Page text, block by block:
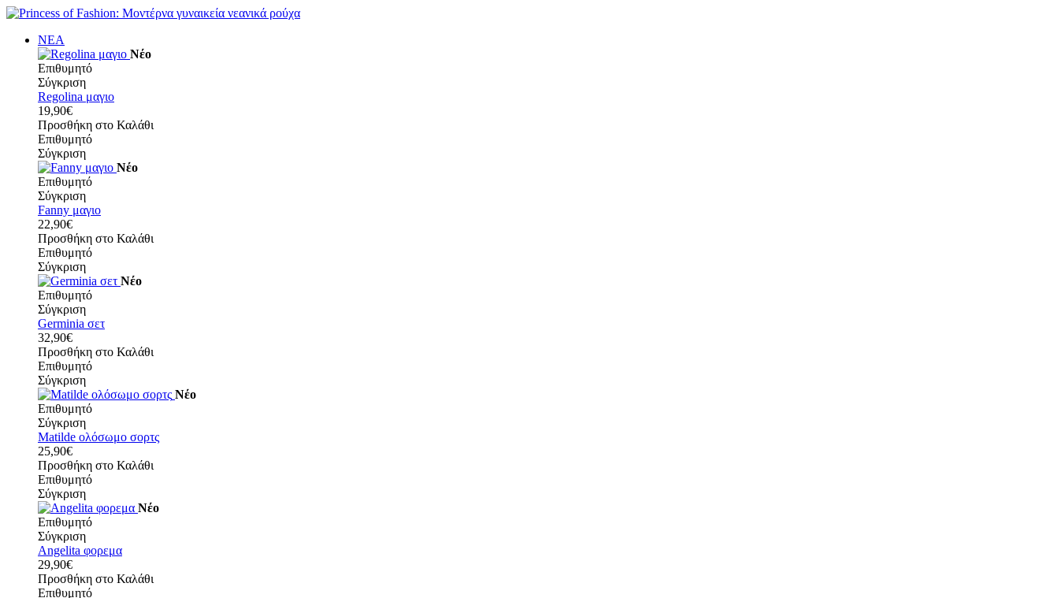
ΝΕΑ
Νέο
Επιθυμητό
Σύγκριση
Regolina μαγιο
19,90€
Προσθήκη στο Καλάθι
Επιθυμητό
Σύγκριση
Νέο
Επιθυμητό
Σύγκριση
Fanny μαγιο
22,90€
Προσθήκη στο Καλάθι
Επιθυμητό
Σύγκριση
Νέο
Επιθυμητό
Σύγκριση
Germinia σετ
32,90€
Προσθήκη στο Καλάθι
Επιθυμητό
Σύγκριση
Νέο
Επιθυμητό
Σύγκριση
Matilde ολόσωμο σορτς
25,90€
Προσθήκη στο Καλάθι
Επιθυμητό
Σύγκριση
Νέο
Επιθυμητό
Σύγκριση
Angelita φορεμα
29,90€
Προσθήκη στο Καλάθι
Επιθυμητό